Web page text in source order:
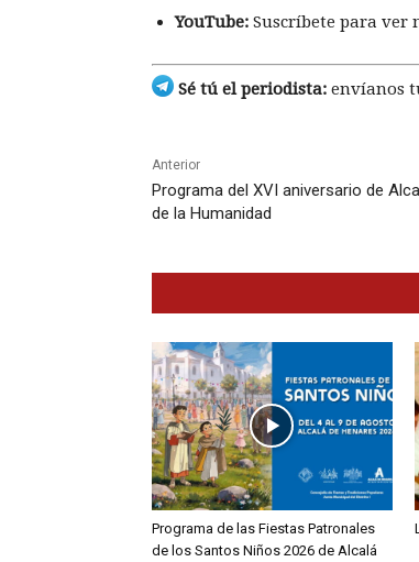
YouTube: Suscríbete para ver
Sé tú el periodista: envíanos
Anterior
Programa del XVI aniversario de
de la Humanidad
Programa de las Fiestas Patronales
de los Santos Niños 2026 de Alcalá